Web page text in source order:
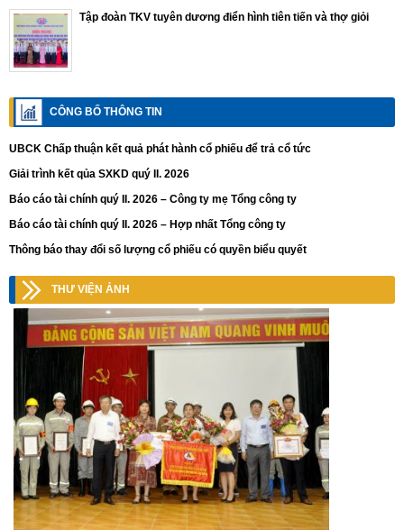
Tập đoàn TKV tuyên dương điển hình tiên tiến và thợ giỏi
CÔNG BỐ THÔNG TIN
UBCK Chấp thuận kết quả phát hành cổ phiếu để trả cổ tức
Giải trình kết qủa SXKD quý II. 2026
Báo cáo tài chính quý II. 2026 – Công ty mẹ Tổng công ty
Báo cáo tài chính quý II. 2026 – Hợp nhất Tổng công ty
Thông báo thay đổi số lượng cổ phiếu có quyền biểu quyết
THƯ VIỆN ẢNH